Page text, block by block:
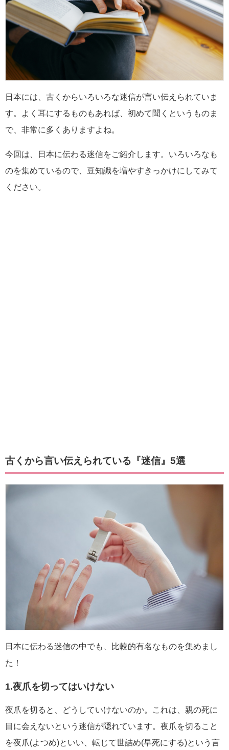
日本には、古くからいろいろな迷信が言い伝えられていま
す。よく耳にするものもあれば、初めて聞くというものま
で、非常に多くありますよね。
今回は、日本に伝わる迷信をご紹介します。いろいろなも
のを集めているので、豆知識を増やすきっかけにしてみて
ください。
古くから言い伝えられている『迷信』5選
日本に伝わる迷信の中でも、比較的有名なものを集めまし
た！
1.夜爪を切ってはいけない
夜爪を切ると、どうしていけないのか。これは、親の死に
目に会えないという迷信が隠れています。夜爪を切ること
を夜爪(よつめ)といい、転じて世詰め(早死にする)という言